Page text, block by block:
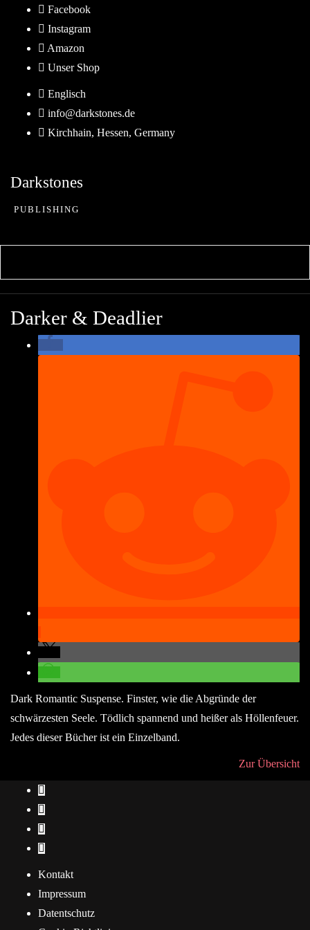
content
Facebook
Instagram
Amazon
Unser Shop
Englisch
info@darkstones.de
Kirchhain, Hessen, Germany
Darkstones
PUBLISHING
Darker & Deadlier
Dark Romantic Suspense. Finster, wie die Abgründe der
schwärzesten Seele. Tödlich spannend und heißer als Höllenfeuer.
Jedes dieser Bücher ist ein Einzelband.
Zur Übersicht
Kontakt
Impressum
Datentschutz